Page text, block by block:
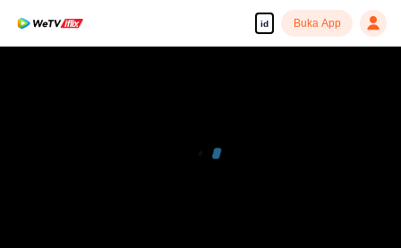
id Buka App